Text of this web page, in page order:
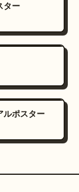
ター
ルポスター